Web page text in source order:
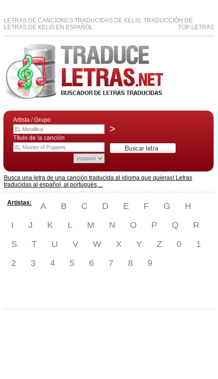
LETRAS DE CANCIONES TRADUCIDAS DE KELIS. TRADUCCIÓN DE
LETRAS DE KELIS EN ESPAÑOL
TOP LETRAS
Artista / Grupo
>
Título de la canción
Busca una letra de una canción traducida al idioma que quieras! Letras
traducidas al español, al portugués,...
Artistas: A B C D E F G
H
I
J K L M N O P Q
R
S
T U V W X Y Z 0
1
2
3 4 5 6 7 8 9